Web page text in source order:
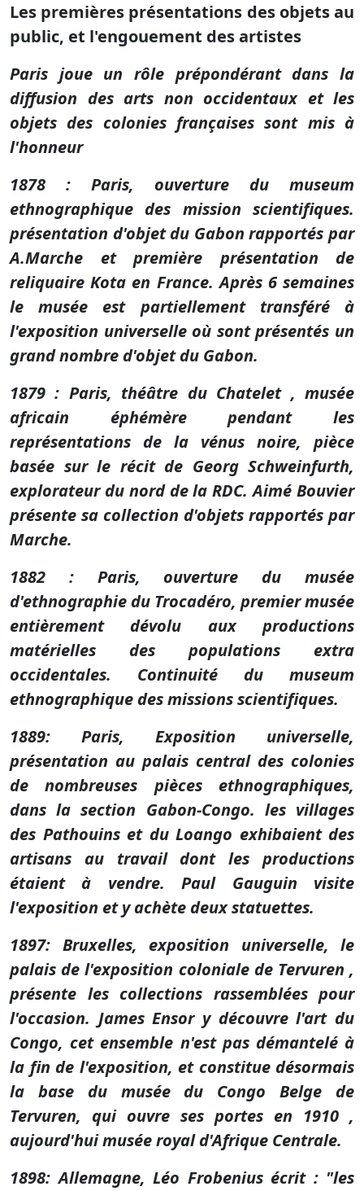
Les premières présentations des objets au
public, et l'engouement des artistes
Paris joue un rôle prépondérant dans la
diffusion des arts non occidentaux et les
objets des colonies françaises sont mis à
l'honneur
1878 : Paris, ouverture du museum
ethnographique des mission scientifiques.
présentation d'objet du Gabon rapportés par
A.Marche et première présentation de
reliquaire Kota en France. Après 6 semaines
le musée est partiellement transféré à
l'exposition universelle où sont présentés un
grand nombre d'objet du Gabon.
1879 : Paris, théâtre du Chatelet , musée
africain éphémère pendant les
représentations de la vénus noire, pièce
basée sur le récit de Georg Schweinfurth,
explorateur du nord de la RDC. Aimé Bouvier
présente sa collection d'objets rapportés par
Marche.
1882 : Paris, ouverture du musée
d'ethnographie du Trocadéro, premier musée
entièrement dévolu aux productions
matérielles des populations extra
occidentales. Continuité du museum
ethnographique des missions scientifiques.
1889: Paris, Exposition universelle,
présentation au palais central des colonies
de nombreuses pièces ethnographiques,
dans la section Gabon-Congo. les villages
des Pathouins et du Loango exhibaient des
artisans au travail dont les productions
étaient à vendre. Paul Gauguin visite
l'exposition et y achète deux statuettes.
1897: Bruxelles, exposition universelle, le
palais de l'exposition coloniale de Tervuren ,
présente les collections rassemblées pour
l'occasion. James Ensor y découvre l'art du
Congo, cet ensemble n'est pas démantelé à
la fin de l'exposition, et constitue désormais
la base du musée du Congo Belge de
Tervuren, qui ouvre ses portes en 1910 ,
aujourd'hui musée royal d'Afrique Centrale.
1898: Allemagne, Léo Frobenius écrit : "les